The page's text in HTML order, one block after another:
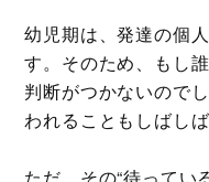
幼児期は、発達の個
す。そのため、もし
判断がつかないので
われることもしばしば